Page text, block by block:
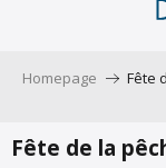
Homepage Fête
Fête de la